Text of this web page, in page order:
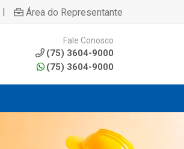
| Área do Representante
Fale Conosco
(75) 3604-9000
(75) 3604-9000